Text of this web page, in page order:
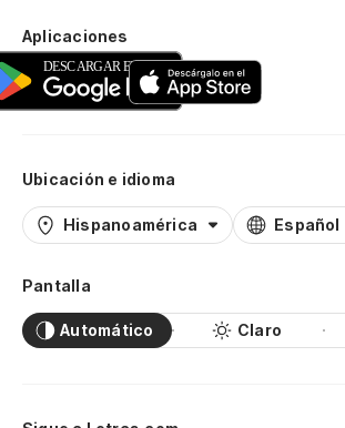
Aplicaciones
Ubicación e idioma
Hispanoamérica Español
Pantalla
Automático Claro